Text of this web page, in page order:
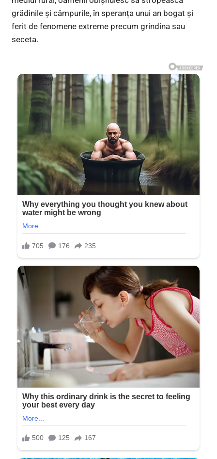
grădinile și câmpurile, în speranța unui an bogat și
ferit de fenomene extreme precum grindina sau
seceta.